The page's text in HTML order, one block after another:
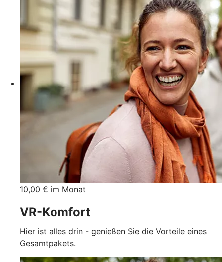
10,00 € im Monat
VR-Komfort
Hier ist alles drin - genießen Sie die Vorteile eines
Gesamtpakets.